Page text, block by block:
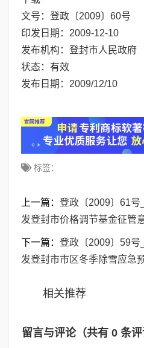
文号： 登政〔2009〕60号
印发日期： 2009-12-10
发布机构： 登封市人民政府
状态： 有效
发布日期： 2009/12/10
标签：
上一篇： 登政〔2009〕61号
发登封市价格调节基金征管
下一篇： 登政〔2009〕59号
发登封市市区冬季除雪应急
相关推荐
留言与评论（共有 0 条评